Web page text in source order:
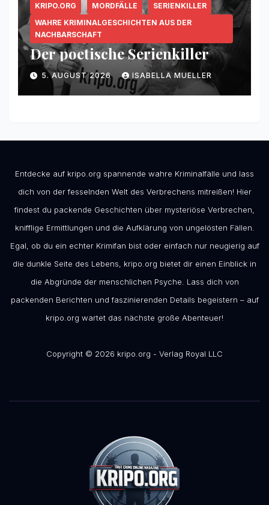
KRIPO.ORG MORDFÄLLE
SERIENKILLER
WAHRE KRIMINALGESCHICHTEN AUS DER
NACHBARSCHAFT
Der poetische Serienkiller
5. AUGUST 2026 ISABELLA MUELLER
Entdecke auf kripo.org spannende wahre Kriminalfälle und lass
dich von der fesselnden Welt des Verbrechens mitreißen! Hier
findest du packende Geschichten über mysteriöse Verbrechen,
knifflige Ermittlungen und die Aufklärung von ungelösten Fällen.
Egal, ob du ein echter Krimifan bist oder einfach nur neugierig auf
die dunkle Seite des Lebens, kripo.org bietet dir einen Einblick in
die Abgründe der menschlichen Psyche. Lass dich von
packenden Berichten und faszinierenden Details begeistern – auf
kripo.org wartet das nächste große Abenteuer!
Copyright © 2026 kripo.org - Verlag Royal LLC